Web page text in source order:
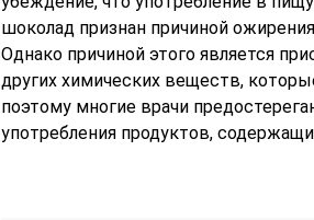
шоколад признан причиной
Однако причиной этого является
других химических веществ,
поэтому многие врачи
употребления продуктов,